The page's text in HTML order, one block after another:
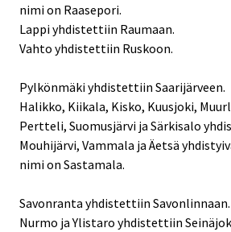
nimi on Raasepori.
Lappi yhdistettiin Raumaan.
Vahto yhdistettiin Ruskoon.
Pylkönmäki yhdistettiin Saarijärveen.
Halikko, Kiikala, Kisko, Kuusjoki,
Pertteli, Suomusjärvi ja Särkisalo
Mouhijärvi, Vammala ja Äetsä
nimi on Sastamala.
Savonranta yhdistettiin Savonlinnaan.
Nurmo ja Ylistaro yhdistettiin